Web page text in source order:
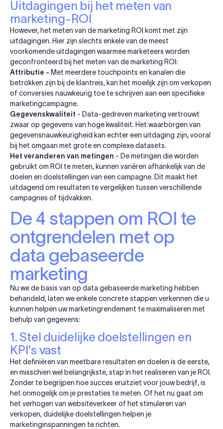
Uitdagingen bij het meten van
marketing-ROI
However, het meten van de marketing ROI komt met zijn
uitdagingen. Hier zijn slechts enkele van de meest
voorkomende uitdagingen waarmee marketeers worden
geconfronteerd bij het meten van de marketing ROI:
Attributie - Met meerdere touchpoints en kanalen die
betrokken zijn bij de klantreis, kan het moeilijk zijn om verkopen
of conversies nauwkeurig toe te schrijven aan een specifieke
marketingcampagne.
Gegevenskwaliteit - Data-gedreven marketing vertrouwt
zwaar op gegevens van hoge kwaliteit. Het waarborgen van
gegevensnauwkeurigheid kan echter een uitdaging zijn, vooral
bij het omgaan met grote en complexe datasets.
Het veranderen van metingen - De metingen die worden
gebruikt om ROI te meten, kunnen variëren afhankelijk van de
doelen en doelstellingen van een campagne. Dit maakt het
uitdagend om resultaten te vergelijken tussen verschillende
campagnes of tijdvakken.
De 4 stappen om ROI te
ontgrendelen met op
data gebaseerde
marketing
Nu we de basis van op data gebaseerde marketing hebben
behandeld, laten we enkele concrete stappen verkennen die u
kunnen helpen uw marketingrendement te maximaliseren met
behulp van gegevens:
1. Stel duidelijke doelstellingen en
KPI's vast
Het definiëren van meetbare resultaten en doelen is de eerste,
en misschien wel belangrijkste, stap in het realiseren van je ROI.
Zonder te begrijpen hoe succes eruitziet voor jouw bedrijf, is
het onmogelijk om je prestaties te meten. Of het nu gaat om
het verhogen van websiteverkeer of het stimuleren van
verkopen, duidelijke doelstellingen helpen je
marketinginspanningen te richten.